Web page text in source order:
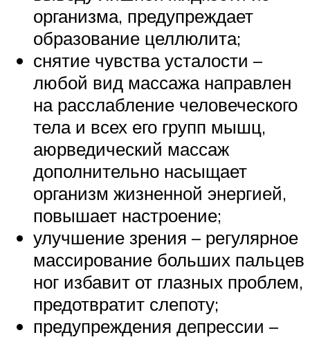
организма, предупреждает
образование целлюлита;
снятие чувства усталости –
любой вид массажа направлен
на расслабление человеческого
тела и всех его групп мышц,
аюрведический массаж
дополнительно насыщает
организм жизненной энергией,
повышает настроение;
улучшение зрения – регулярное
массирование больших пальцев
ног избавит от глазных проблем,
предотвратит слепоту;
предупреждения депрессии –